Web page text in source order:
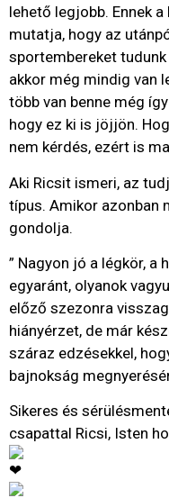
lehető legjobb. Ennek
mutatja, hogy az
sportembereket
akkor még mindig van
több van benne még
hogy ez ki is jöjjön.
nem kérdés, ezért is
Aki Ricsit ismeri, az
típus. Amikor azonban
gondolja.
” Nagyon jó a légkör, a
egyaránt, olyanok
előző szezonra
hiányérzet, de már
száraz edzésekkel,
bajnokság
Sikeres és
csapattal Ricsi, Isten